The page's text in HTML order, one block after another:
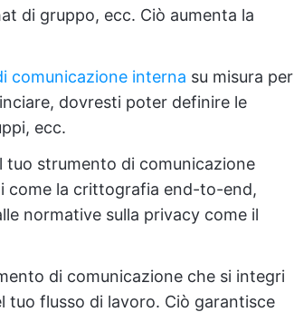
di gruppo, ecc. Ciò aumenta la
comunicazione interna su misura per
dovresti poter definire le
ecc.
tuo strumento di comunicazione
come la crittografia end-to-end,
normative sulla privacy come il
di comunicazione che si integri
flusso di lavoro. Ciò garantisce